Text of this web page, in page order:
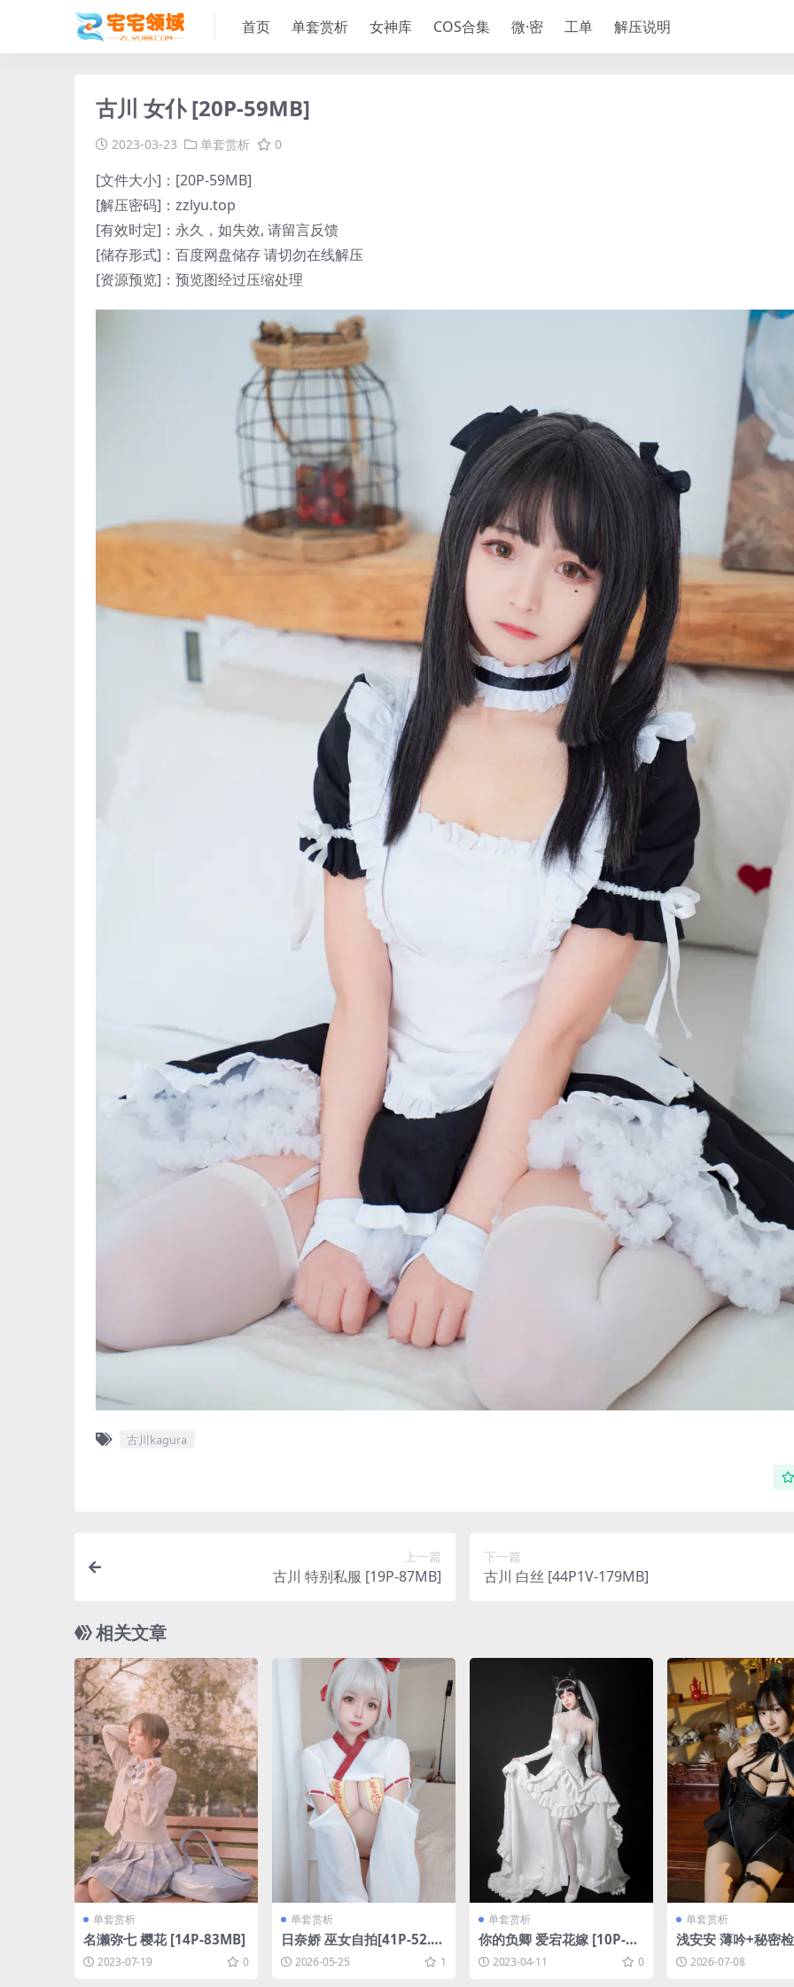
首页 单套赏析 女神库 COS合集 微·密 工单 解压说明
古川 女仆 [20P-59MB]
2023-03-23 单套赏析 0
[文件大小]：[20P-59MB]
[解压密码]：zzlyu.top
[有效时定]：永久，如失效, 请留言反馈
[储存形式]：百度网盘储存 请切勿在线解压
[资源预览]：预览图经过压缩处理
古川kagura
上一篇
古川 特别私服 [19P-87MB]
下一篇
古川 白丝 [44P1V-179MB]
相关文章
单套赏析
名濑弥七 樱花 [14P-83MB]
2023-07-19 0
单套赏析
日奈娇 巫女自拍[41P-52.1
M]2026-05-25 1
单套赏析
你的负卿 爱宕花嫁 [10P-10
8MB]
2023-04-11 0
单套赏析
浅安安 薄吟+秘密
21P1V-2.41GB]
2026-07-08